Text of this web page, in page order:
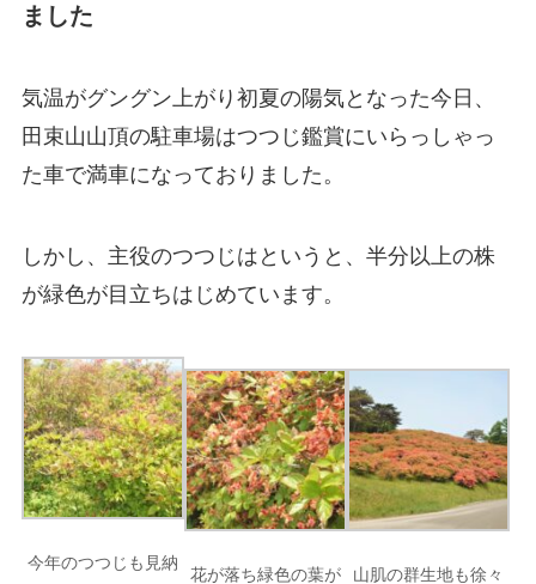
ました
気温がグングン上がり初夏の陽気となった今日、
田束山山頂の駐車場はつつじ鑑賞にいらっしゃっ
た車で満車になっておりました。
しかし、主役のつつじはというと、半分以上の株
が緑色が目立ちはじめています。
今年のつつじも見納
花が落ち緑色の葉が
山肌の群生地も徐々